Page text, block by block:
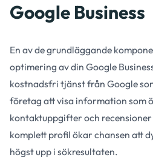
Google Business
En av de grundläggande
optimering av din Google
kostnadsfri tjänst från Google
företag att visa information som
kontaktuppgifter och
komplett profil ökar chansen att
högst upp i sökresultaten.